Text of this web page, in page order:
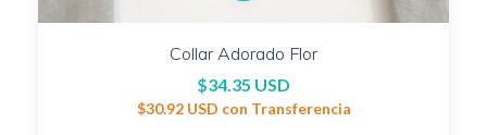
Collar Adorado Flor
$34.35 USD
$30.92 USD con Transferencia